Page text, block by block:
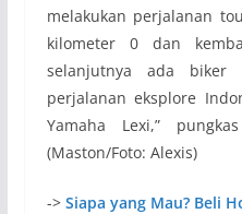
melakukan perjalanan
kilometer 0 dan
selanjutnya ada biker
perjalanan eksplore
Yamaha Lexi,”
(Maston/Foto: Alexis)
-> Siapa yang Mau? Beli